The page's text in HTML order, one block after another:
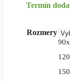
Termín
Rozmery